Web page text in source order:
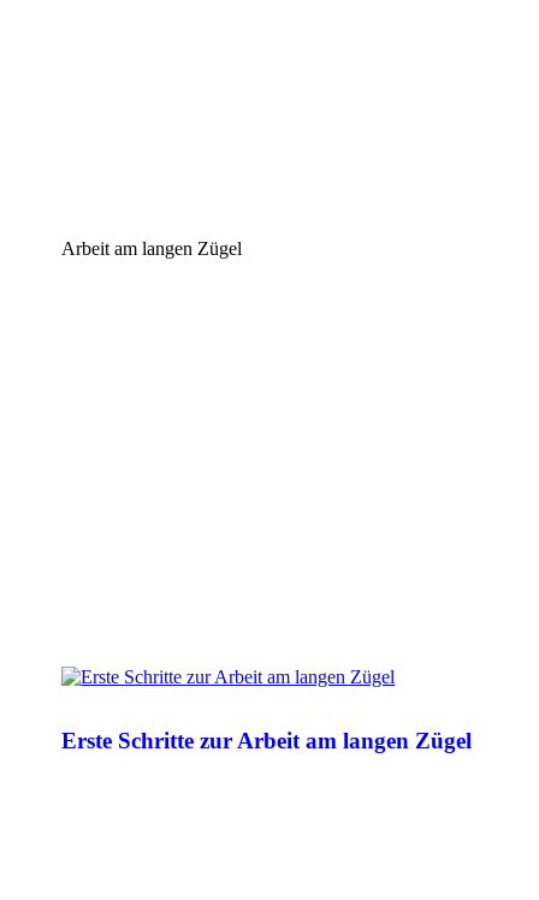
Arbeit am langen Zügel
Erste Schritte zur Arbeit am langen Zügel